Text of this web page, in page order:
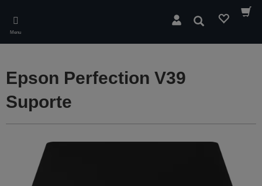
main
content
Menu
Pesquisar
Epson Perfection V39
Suporte